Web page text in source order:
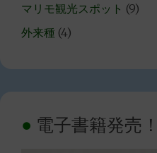
マリモ観光スポット (9)
外来種 (4)
電子書籍発売！